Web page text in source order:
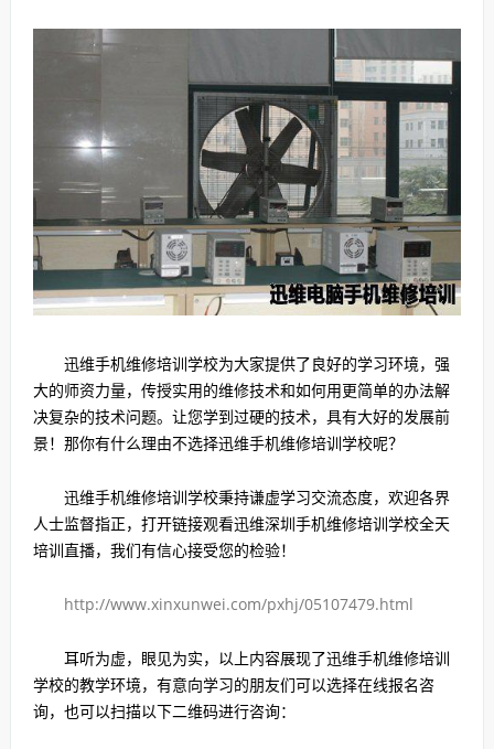
迅维手机维修培训学校为大家提供了良好的学习环境，强
大的师资力量，传授实用的维修技术和如何用更简单的办法解
决复杂的技术问题。让您学到过硬的技术，具有大好的发展前
景！那你有什么理由不选择迅维手机维修培训学校呢？
迅维手机维修培训学校秉持谦虚学习交流态度，欢迎各界
人士监督指正，打开链接观看迅维深圳手机维修培训学校全天
培训直播，我们有信心接受您的检验！
http://www.xinxunwei.com/pxhj/05107479.html
耳听为虚，眼见为实，以上内容展现了迅维手机维修培训
学校的教学环境，有意向学习的朋友们可以选择在线报名咨
询，也可以扫描以下二维码进行咨询：